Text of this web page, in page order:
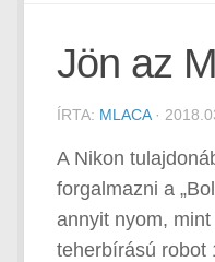
Jön az
ÍRTA: MLACA·
A Nikon
forgalmazni a
annyit nyom,
teherbírású robot